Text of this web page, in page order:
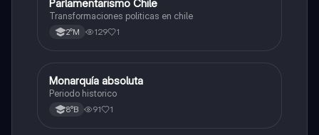
Historia
Parlamentarismo Chile
Transformaciones politicas en chile
2°M 129 1
Historia, Geografía y Ciencias Sociales
Monarquía absoluta
Periodo historico
8°B 91 1